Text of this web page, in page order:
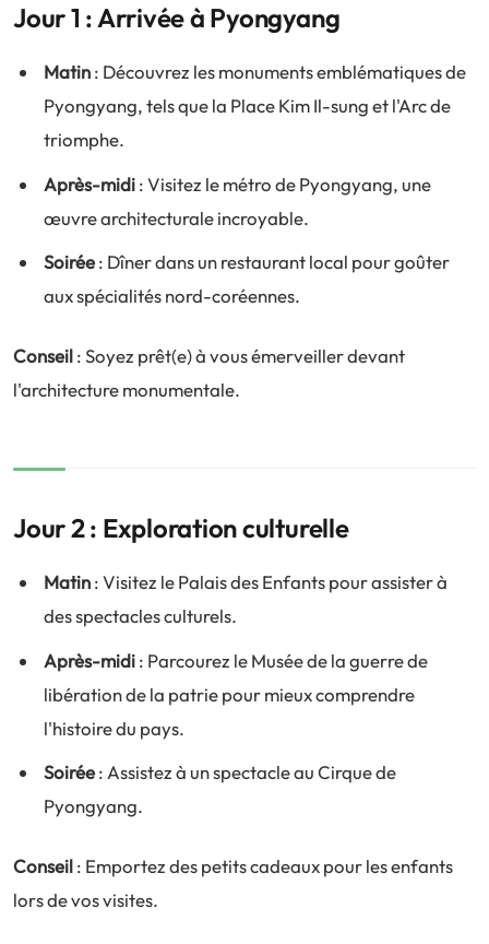
Jour 1 : Arrivée à Pyongyang
Matin: Découvrez les monuments emblématiques de
Pyongyang, tels que la Place Kim Il-sung et l'Arc de
triomphe.
Après-midi: Visitez le métro de Pyongyang, une
œuvre architecturale incroyable.
Soirée: Dîner dans un restaurant local pour goûter
aux spécialités nord-coréennes.
Conseil: Soyez prêt(e) à vous émerveiller devant
l'architecture monumentale.
Jour 2 : Exploration culturelle
Matin: Visitez le Palais des Enfants pour assister à
des spectacles culturels.
Après-midi: Parcourez le Musée de la guerre de
libération de la patrie pour mieux comprendre
l'histoire du pays.
Soirée: Assistez à un spectacle au Cirque de
Pyongyang.
Conseil: Emportez des petits cadeaux pour les enfants
lors de vos visites.